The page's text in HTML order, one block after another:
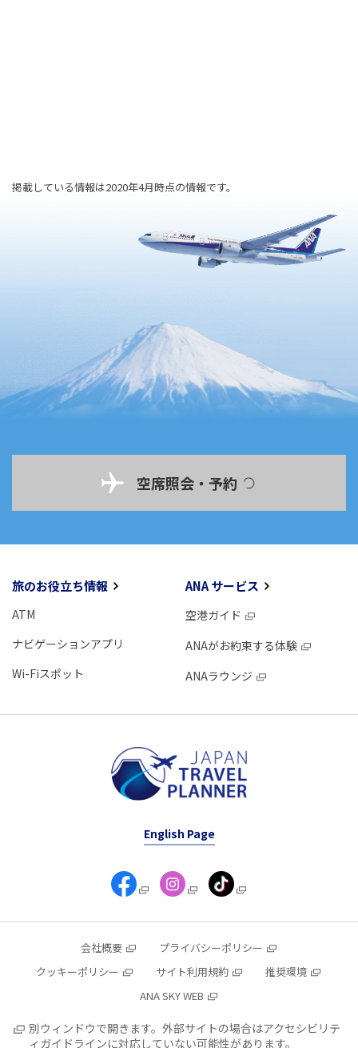
掲載している情報は2020年4月時点の情報です。
空席照会・予約
旅のお役立ち情報
ATM
ナビゲーションアプリ
Wi-Fiスポット
ANA サービス
空港ガイド
ANAがお約束する体験
ANAラウンジ
English Page
会社概要
プライバシーポリシー
クッキーポリシー
サイト利用規約
推奨環境
ANA SKY WEB
別ウィンドウで開きます。外部サイトの場合はアクセシビリテ
ィガイドラインに対応していない可能性があります。